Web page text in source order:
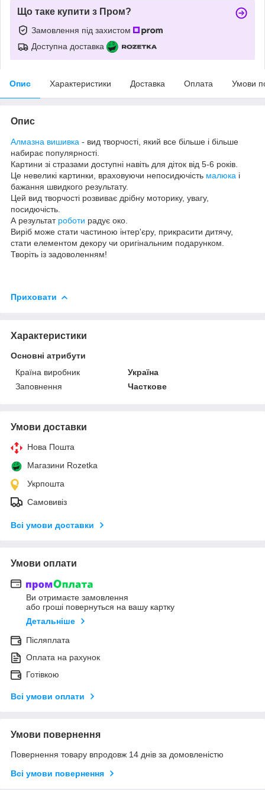
Що таке купити з Пром?
Замовлення під захистом
Доступна доставка
Опис Характеристики Доставка Оплата Умови
Опис
Алмазна вишивка - вид творчості, який все більше і більше
набирає популярності.
Картини зі стразами доступні навіть для діток від 5-6 років.
Це невеликі картинки, враховуючи непосидючість малюка і
бажання швидкого результату.
Цей вид творчості розвиває дрібну моторику, увагу,
посидючість.
А результат роботи радує око.
Виріб може стати частиною інтер'єру, прикрасити дитячу,
стати елементом декору чи оригінальним подарунком.
Творіть із задоволенням!
Приховати
Характеристики
Основні атрибути
Країна виробник
Україна
Заповнення
Часткове
Умови доставки
Нова Пошта
Магазини Rozetka
Укрпошта
Самовивіз
Всі умови доставки
Умови оплати
Ви отримаєте замовлення
або гроші повернуться на вашу картку
Детальніше
Післяплата
Оплата на рахунок
Готівкою
Всі умови оплати
Умови повернення
Повернення товару впродовж 14 днів за домовленістю
Всі умови повернення